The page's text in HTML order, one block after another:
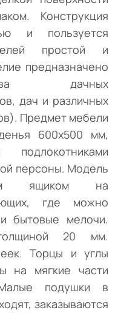
Конструкция
и пользуется
простой и
предназначено
дачных
дач и различных
Предмет мебели
600х500 мм,
персоны. Модель
ящиком на
где можно
бытовые мелочи.
20 мм.
Торцы и углы
на мягкие части
подушки в
заказываются